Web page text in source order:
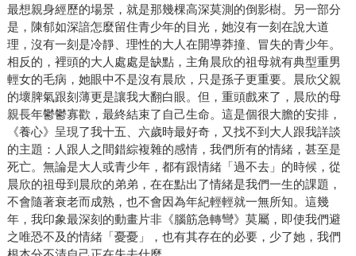
最想親身經歷的場景，就是那幾棵高深莫測的倒影樹。另一部分
是，陳郁如深諳怎麼留住青少年的目光，她沒有一刻在說大道
理，沒有一刻是冷靜、理性的大人在開導莽撞、冒失的青少年。
相反的，裡頭的大人處處是缺點，主角晨欣的祖母就有典型重男
輕女的毛病，她眼中不是沒有晨欣，只是孫子更重要。晨欣父親
的壞脾氣跟刻薄更是讓我大翻白眼。但，重頭戲來了，晨欣的母
親長年鬱鬱寡歡，最終結束了自己生命。這是個很大膽的安排，
《養心》呈現了我十五、六歲時最好奇，又找不到大人跟我詳談
的主題：人跟人之間錯綜複雜的感情，我們所有的情緒，甚至是
死亡。無論是大人或青少年，都有跟情緒「過不去」的時候，從
晨欣的祖母到晨欣的弟弟，在在點出了情緒是我們一生的課題，
不會隨著衰老而成熟，也不會因為年紀輕輕就一無所知。這幾
年，我印象最深刻的動畫片非《腦筋急轉彎》莫屬，即使我們避
之唯恐不及的情緒「憂憂」，也有其存在的必要，少了她，我們